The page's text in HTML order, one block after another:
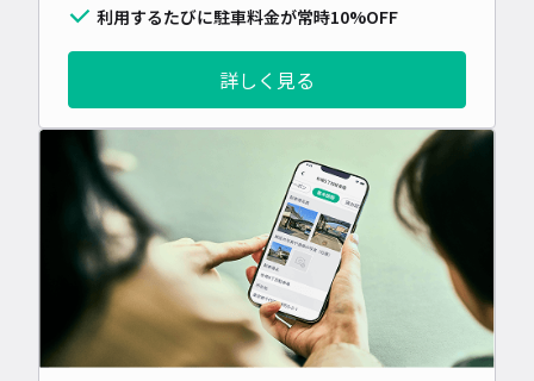
利用するたびに駐車料金が常時10%OFF
詳しく見る